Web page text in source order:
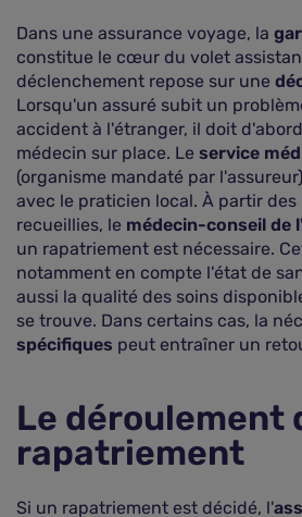
Dans une assurance voyage, la
constitue le cœur du volet
déclenchement repose sur une
Lorsqu'un assuré subit un
accident à l'étranger, il doit
médecin sur place. Le service
(organisme mandaté par
avec le praticien local. À partir
recueillies, le médecin-conseil de
un rapatriement est nécessaire.
notamment en compte l'état de
aussi la qualité des soins
se trouve. Dans certains cas, la
spécifiques peut entraîner un
Le déroulement
rapatriement
Si un rapatriement est décidé, l'